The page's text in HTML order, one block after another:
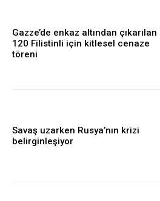
Gazze’de enkaz altından çıkarılan
120 Filistinli için kitlesel cenaze
töreni
Savaş uzarken Rusya’nın krizi
belirginleşiyor